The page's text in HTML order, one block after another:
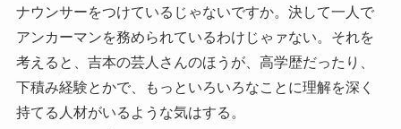
ナウンサーをつけているじゃないですか。決して一人で
アンカーマンを務められているわけじゃァない。それを
考えると、吉本の芸人さんのほうが、高学歴だったり、
下積み経験とかで、もっといろいろなことに理解を深く
持てる人材がいるような気はする。